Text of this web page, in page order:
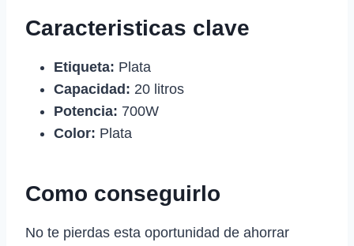
Caracteristicas clave
Etiqueta: Plata
Capacidad: 20 litros
Potencia: 700W
Color: Plata
Como conseguirlo
No te pierdas esta oportunidad de ahorrar